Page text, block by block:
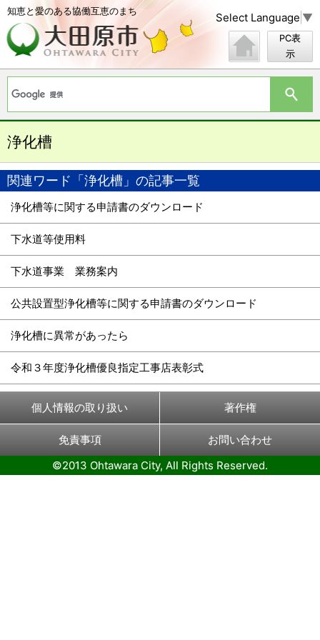
知恵と愛のある協働互恵のまち Select Language ▼
PC表
示
浄化槽
関連ワード「浄化槽」の記事一覧
浄化槽等に関する申請書のダウンロード
下水道等使用料
下水道事業 業務案内
公共設置型浄化槽等に関する申請書のダウンロード
浄化槽に異常があったら
令和３年度浄化槽優良指定工事店表彰式
個人情報の取り扱い 著作権
免責事項
お問い合わせ
©2013 Ohtawara City, All Rights Reserved.